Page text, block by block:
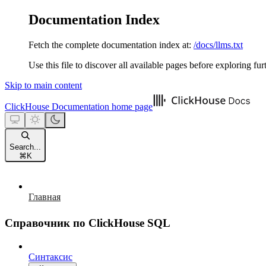
Documentation Index
Fetch the complete documentation index at: /docs/llms.txt
Use this file to discover all available pages before exploring
Skip to main content
ClickHouse Documentation home page
Search...
⌘ K
Главная
Справочник по ClickHouse SQL
Синтаксис